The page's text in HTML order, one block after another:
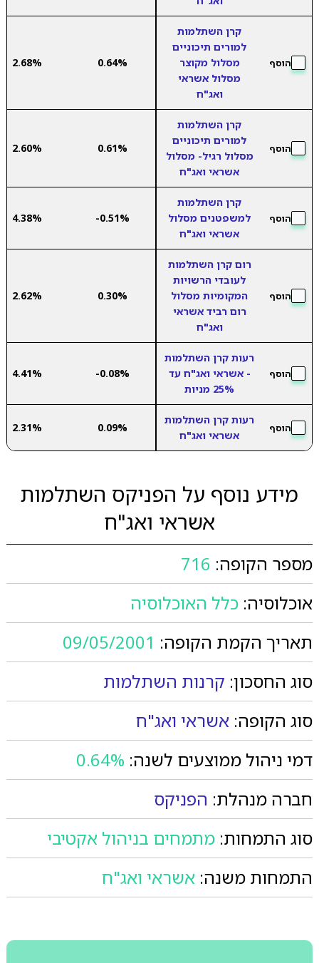
הוסף
קרן השתלמות
למורים תיכוניים
מסלול מקוצר
מסלול אשראי
ואג"ח
0.64%
2.68%
הוסף
קרן השתלמות
למורים תיכוניים
מסלול רגיל- מסלול
אשראי ואג"ח
0.61%
2.60%
הוסף
קרן השתלמות
למשפטנים מסלול
אשראי ואג"ח
-0.51%
4.38%
הוסף
רום קרן השתלמות
לעובדי הרשויות
המקומיות מסלול
רום רביד אשראי
ואג"ח
0.30%
2.62%
הוסף
רעות קרן השתלמות
- אשראי ואג"ח עד
25% מניות
-0.08%
4.41%
הוסף
רעות קרן השתלמות
אשראי ואג"ח
0.09%
2.31%
מידע נוסף על הפניקס השתלמות
אשראי ואג"ח
מספר הקופה: 716
אוכלוסיה: כלל האוכלוסיה
תאריך הקמת הקופה: 09/05/2001
סוג החסכון: קרנות השתלמות
סוג הקופה: אשראי ואג"ח
דמי ניהול ממוצעים לשנה: 0.64%
חברה מנהלת: הפניקס
סוג התמחות: מתמחים בניהול אקטיבי
התמחות משנה: אשראי ואג"ח